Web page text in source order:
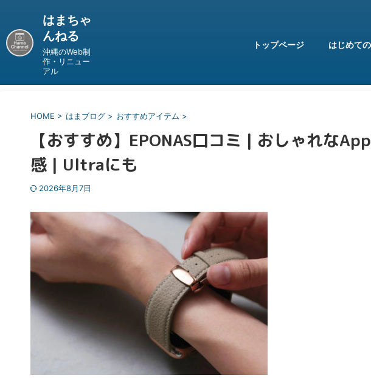
はまちゃ
んねる
沖縄のWeb制
作・リニュー
アル
トップページ はじめて
HOME > はまブログ > おすすめアイテム >
【おすすめ】EPONAS口コミ | おしゃれな
感 | Ultraにも
2026年8月7日